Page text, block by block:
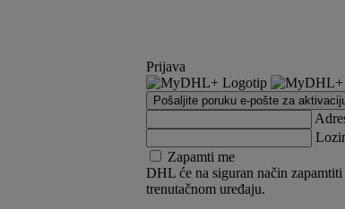
Prijava
Pošaljite poruku e-pošte za
Zapamti me
DHL će na siguran način zapamtiti
trenutačnom uređaju.